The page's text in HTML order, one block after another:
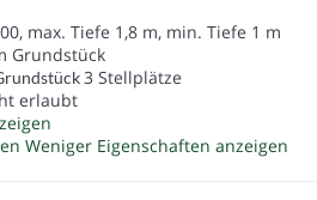
max. Tiefe 1,8 m, min. Tiefe 1 m
Grundstück
3 Stellplätze
erlaubt
Weniger Eigenschaften anzeigen